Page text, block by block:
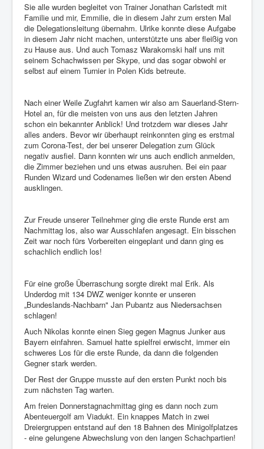
Sie alle wurden begleitet von Trainer Jonathan Carlstedt mit
Familie und mir, Emmilie, die in diesem Jahr zum ersten Mal
die Delegationsleitung übernahm. Ulrike konnte diese Aufgabe
in diesem Jahr nicht machen, unterstützte uns aber fleißig von
zu Hause aus. Und auch Tomasz Warakomski half uns mit
seinem Schachwissen per Skype, und das sogar obwohl er
selbst auf einem Turnier in Polen Kids betreute.
Nach einer Weile Zugfahrt kamen wir also am Sauerland-Stern-
Hotel an, für die meisten von uns aus den letzten Jahren
schon ein bekannter Anblick! Und trotzdem war dieses Jahr
alles anders. Bevor wir überhaupt reinkonnten ging es erstmal
zum Corona-Test, der bei unserer Delegation zum Glück
negativ ausfiel. Dann konnten wir uns auch endlich anmelden,
die Zimmer beziehen und uns etwas ausruhen. Bei ein paar
Runden Wizard und Codenames ließen wir den ersten Abend
ausklingen.
Zur Freude unserer Teilnehmer ging die erste Runde erst am
Nachmittag los, also war Ausschlafen angesagt. Ein bisschen
Zeit war noch fürs Vorbereiten eingeplant und dann ging es
schachlich endlich los!
Für eine große Überraschung sorgte direkt mal Erik. Als
Underdog mit 134 DWZ weniger konnte er unseren
„Bundeslands-Nachbarn" Jan Pubantz aus Niedersachsen
schlagen!
Auch Nikolas konnte einen Sieg gegen Magnus Junker aus
Bayern einfahren. Samuel hatte spielfrei erwischt, immer ein
schweres Los für die erste Runde, da dann die folgenden
Gegner stark werden.
Der Rest der Gruppe musste auf den ersten Punkt noch bis
zum nächsten Tag warten.
Am freien Donnerstagnachmittag ging es dann noch zum
Abenteuergolf am Viadukt. Ein knappes Match in zwei
Dreiergruppen entstand auf den 18 Bahnen des Minigolfplatzes
- eine gelungene Abwechslung von den langen Schachpartien!